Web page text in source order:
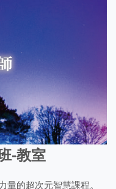
-教室
量的超次元智慧課程。